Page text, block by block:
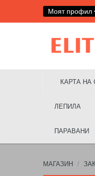
Моят профил
КАРТА НА
ЛЕПИЛА
ПАРАВАНИ
МАГАЗИН